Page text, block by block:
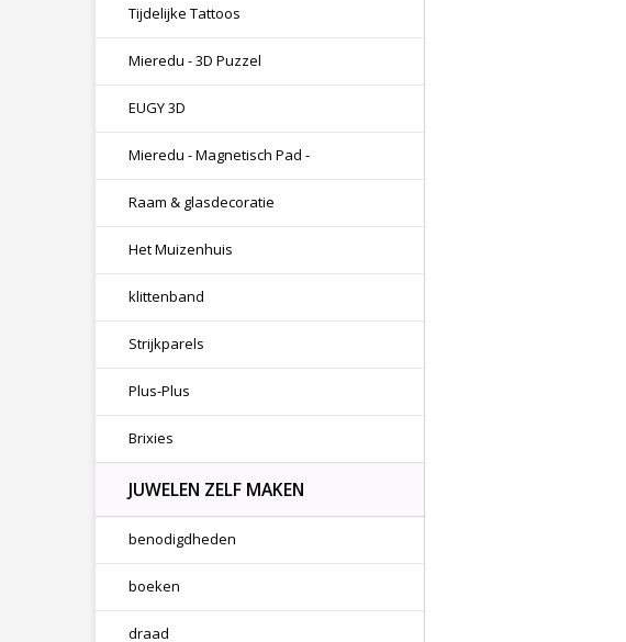
Tijdelijke Tattoos
Mieredu - 3D Puzzel
EUGY 3D
Mieredu - Magnetisch Pad -
Raam & glasdecoratie
Het Muizenhuis
klittenband
Strijkparels
Plus-Plus
Brixies
JUWELEN ZELF MAKEN
benodigdheden
boeken
draad